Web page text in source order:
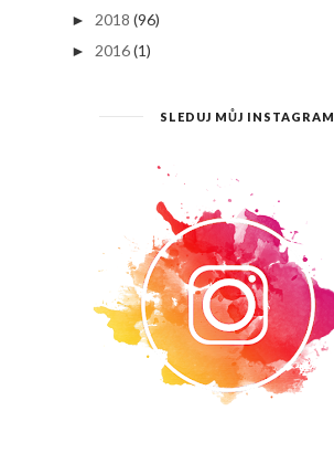
► 2018 (96)
► 2016(1)
SLEDUJ MŮJ INSTAGRAM